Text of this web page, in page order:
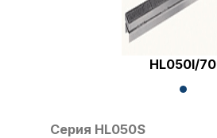
HL050I/70
Серия HL050S